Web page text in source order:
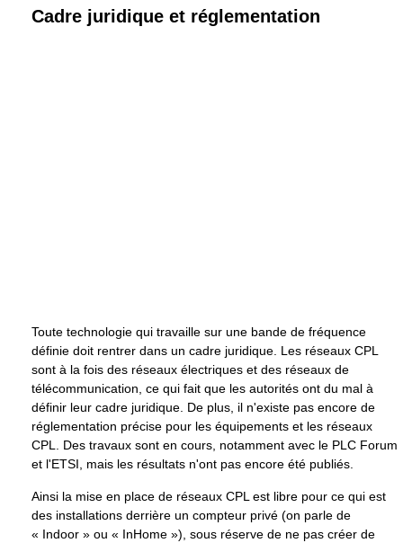
Cadre juridique et réglementation
Toute technologie qui travaille sur une bande de fréquence
définie doit rentrer dans un cadre juridique. Les réseaux CPL
sont à la fois des réseaux électriques et des réseaux de
télécommunication, ce qui fait que les autorités ont du mal à
définir leur cadre juridique. De plus, il n'existe pas encore de
réglementation précise pour les équipements et les réseaux
CPL. Des travaux sont en cours, notamment avec le PLC Forum
et l'ETSI, mais les résultats n'ont pas encore été publiés.
Ainsi la mise en place de réseaux CPL est libre pour ce qui est
des installations derrière un compteur privé (on parle de
« Indoor » ou « InHome »), sous réserve de ne pas créer de